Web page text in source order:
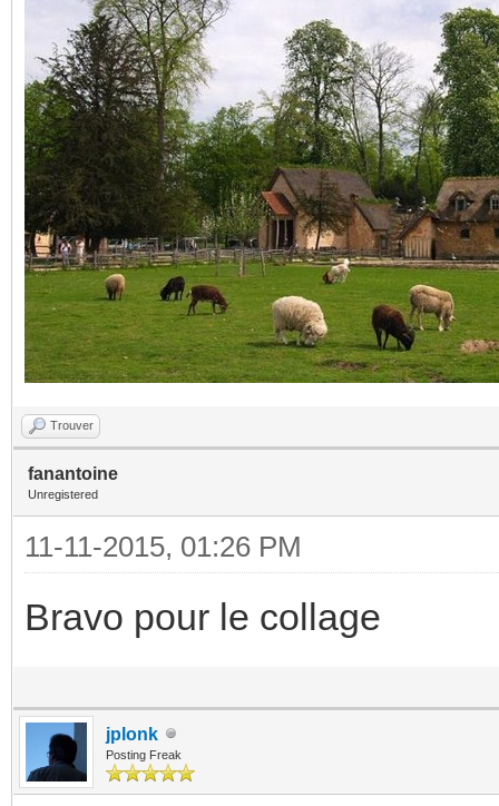
Trouver
fanantoine
Unregistered
11-11-2015, 01:26 PM
Bravo pour le collage
jplonk
Posting Freak